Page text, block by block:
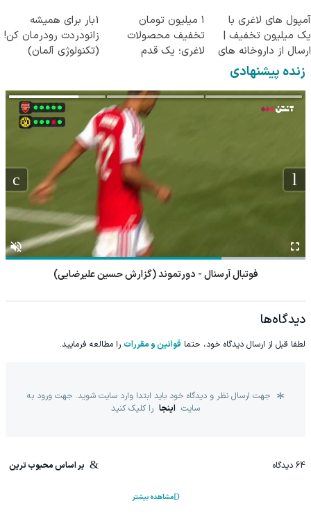
آمپول های لاغری با
یک میلیون تخفیف |
ارسال از داروخانه های
معتبر
۱ میلیون تومان
تخفیف محصولات
لاغری؛ یک قدم
1بار برای همیشه
زانودردت رودرمان کن!
(تکنولوژی آلمان)
زنده پیشنهادی
فوتبال آرسنال - دورتموند (گزارش حسین علیرضایی)
دیدگاه‌ها
لطفا قبل از ارسال دیدگاه خود، حتما قوانین و مقررات را مطالعه فرمایید.
جهت ارسال نظر و دیدگاه خود باید ابتدا وارد سایت شوید. جهت ورود به
سایت اینجا را کلیک کنید
64 دیدگاه بر اساس محبوب ترین
مشاهده بیشتر